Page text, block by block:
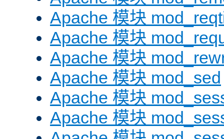
Apache 模块
Apache 模块
Apache 模块
Apache 模块 mod_sed
Apache 模块
Apache 模块